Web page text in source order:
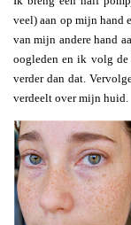
veel) aan op mijn hand
van mijn andere hand
oogleden en ik volg
verder dan dat.
verdeelt over mijn huid.